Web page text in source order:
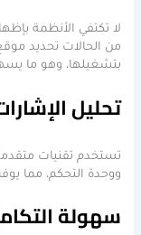
لا تكتفي الأنظمة
من الحالات تحديد
بتشغيلها، وهو ما
تحليل
تستخدم تقنيات
ووحدة التحكم، مما
سهولة